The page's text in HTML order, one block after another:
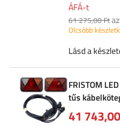
ÁFÁ-t
61 275,00 Ft
Olcsóbb
Lásd a
FRISTOM
tűs
41